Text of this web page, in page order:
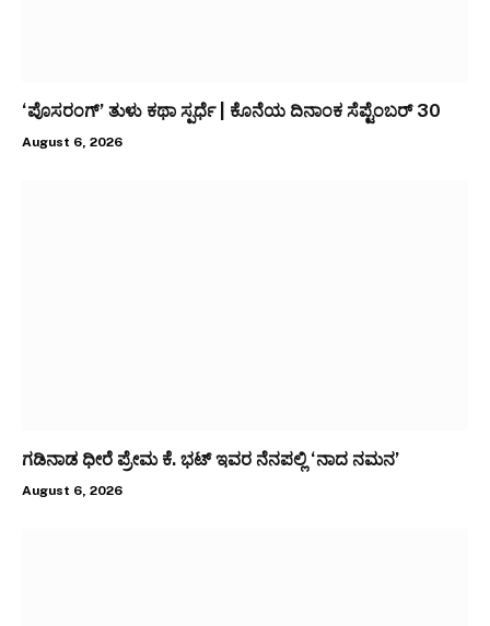
‘ಪೊಸರಂಗ್’ ತುಳು ಕಥಾ ಸ್ಪರ್ಧೆ | ಕೊನೆಯ ದಿನಾಂಕ ಸೆಪ್ಟೆಂಬರ್ 30
August 6, 2026
ಗಡಿನಾಡ ಧೀರೆ ಪ್ರೇಮ ಕೆ. ಭಟ್ ಇವರ ನೆನಪಲ್ಲಿ ‘ನಾದ ನಮನ’
August 6, 2026